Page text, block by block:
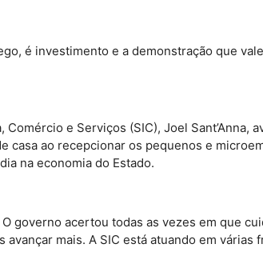
é investimento e a demonstração que
e Serviços (SIC), Joel
casa ao recepcionar os pequenos e
na economia do Estado.
governo acertou todas as vezes em que
avançar mais. A SIC está atuando em